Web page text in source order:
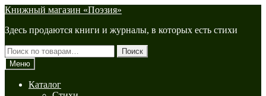
Перейти
навигации
Перейти
содержимому
Книжный магазин «Поэзия»
Здесь продаются книги и журналы, в которых есть стихи
Искать:
Поиск
Меню
Каталог